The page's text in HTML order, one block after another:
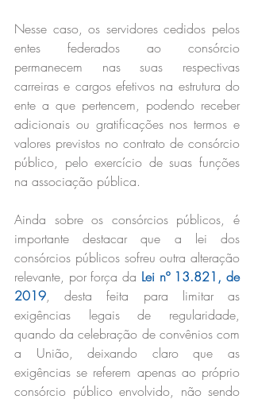
Nesse caso, os servidores cedidos pelos
entes federados ao consórcio
permanecem nas suas respectivas
carreiras e cargos efetivos na estrutura do
ente a que pertencem, podendo receber
adicionais ou gratificações nos termos e
valores previstos no contrato de consórcio
público, pelo exercício de suas funções
na associação pública.
Ainda sobre os consórcios públicos, é
importante destacar que a lei dos
consórcios públicos sofreu outra alteração
relevante, por força da Lei nº 13.821, de
2019, desta feita para limitar as
exigências legais de regularidade,
quando da celebração de convênios com
a União, deixando claro que as
exigências se referem apenas ao próprio
consórcio público envolvido, não sendo